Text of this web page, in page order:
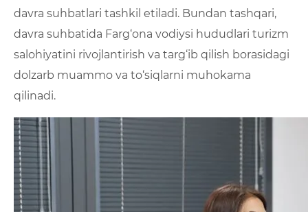
davra suhbatlari tashkil etiladi. Bundan tashqari,
davra suhbatida Farg‘ona vodiysi hududlari turizm
salohiyatini rivojlantirish va targ‘ib qilish borasidagi
dolzarb muammo va to‘siqlarni muhokama
qilinadi.